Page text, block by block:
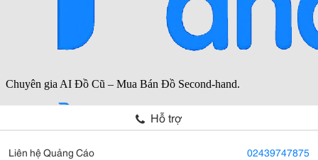
Hỗ trợ
Liên hệ Quảng Cáo 02439747875